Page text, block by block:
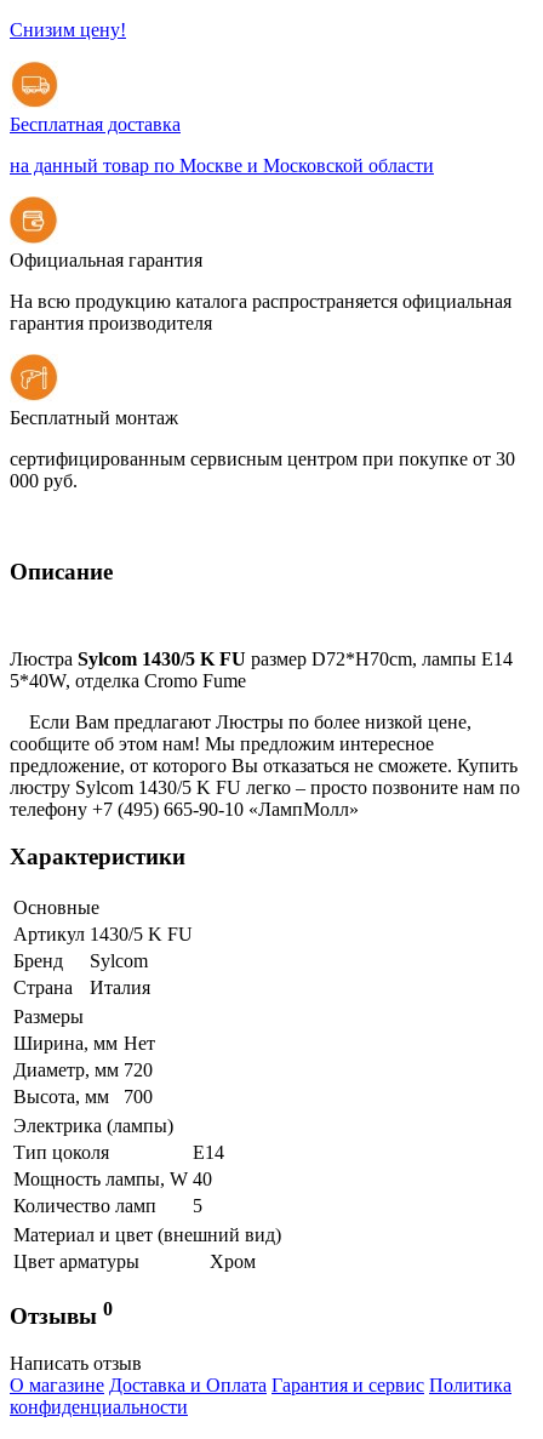
Снизим цену!
Бесплатная доставка
на данный товар по Москве и Московской области
Официальная гарантия
На всю продукцию каталога распространяется официальная
гарантия производителя
Бесплатный монтаж
сертифицированным сервисным центром при покупке от 30
000 руб.
Описание
Люстра Sylcom 1430/5 K FU размер D72*H70cm, лампы E14
5*40W, отделка Cromo Fume
Если Вам предлагают Люстры по более низкой цене,
сообщите об этом нам! Мы предложим интересное
предложение, от которого Вы отказаться не сможете. Купить
люстру Sylcom 1430/5 K FU легко – просто позвоните нам по
телефону +7 (495) 665-90-10 «ЛампМолл»
Характеристики
Основные
Артикул 1430/5 K FU
Бренд
Sylcom
Страна
Италия
Размеры
Ширина, мм Нет
Диаметр, мм 720
Высота, мм
700
Электрика (лампы)
Тип цоколя
Е14
Мощность лампы, W 40
Количество ламп
5
Материал и цвет (внешний вид)
Цвет арматуры
Хром
Отзывы 0
Написать отзыв
О магазине Доставка и Оплата Гарантия и сервис Политика
конфиденциальности